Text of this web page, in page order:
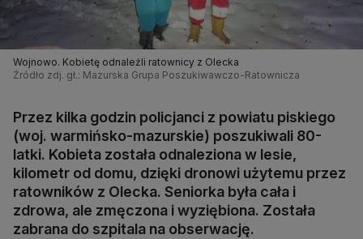
Wojnowo. Kobietę odnaleźli ratownicy z Olecka
Źródło zdj. gł.: Mazurska Grupa Poszukiwawczo-Ratownicza
Przez kilka godzin policjanci z powiatu piskiego
(woj. warmińsko-mazurskie) poszukiwali 80-
latki. Kobieta została odnaleziona w lesie,
kilometr od domu, dzięki dronowi użytemu przez
ratowników z Olecka. Seniorka była cała i
zdrowa, ale zmęczona i wyziębiona. Została
zabrana do szpitala na obserwację.